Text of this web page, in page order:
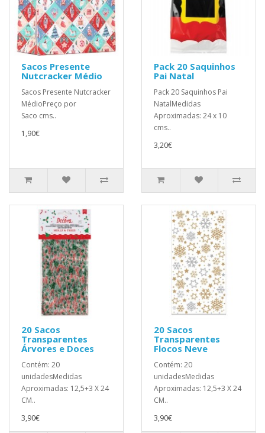
Sacos Presente
Nutcracker Médio
Sacos Presente Nutcracker
MédioPreço por
Saco cms..
1,90€
Pack 20 Saquinhos
Pai Natal
Pack 20 Saquinhos Pai
NatalMedidas
Aproximadas: 24 x 10
cms..
3,20€
20 Sacos
Transparentes
Árvores e Doces
Contém: 20
unidadesMedidas
Aproximadas: 12,5+3 X 24
CM..
3,90€
20 Sacos
Transparentes
Flocos Neve
Contém: 20
unidadesMedidas
Aproximadas: 12,5+3 X 24
CM..
3,90€